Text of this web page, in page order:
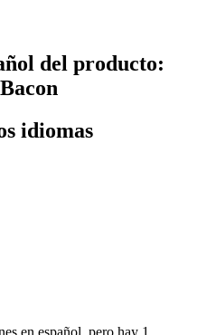
del producto:
idiomas
en español, pero hay 1